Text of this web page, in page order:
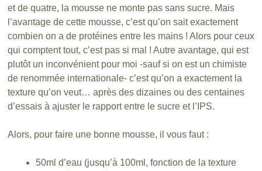
et de quatre, la mousse ne monte pas sans sucre. Mais
l’avantage de cette mousse, c’est qu’on sait exactement
combien on a de protéines entre les mains ! Alors pour ceux
qui comptent tout, c’est pas si mal ! Autre avantage, qui est
plutôt un inconvénient pour moi -sauf si on est un chimiste
de renommée internationale- c’est qu’on a exactement la
texture qu’on veut… après des dizaines ou des centaines
d’essais à ajuster le rapport entre le sucre et l’IPS.
Alors, pour faire une bonne mousse, il vous faut :
50ml d’eau (jusqu’à 100ml, fonction de la texture